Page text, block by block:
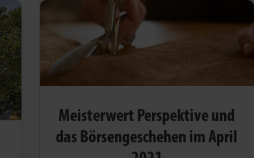
Meisterwert Perspektive und
das Börsengeschehen im April